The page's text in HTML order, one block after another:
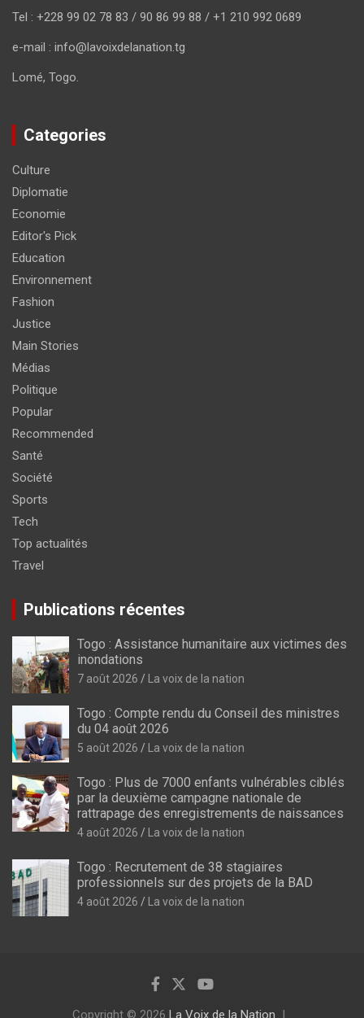
Tel : +228 99 02 78 83 / 90 86 99 88 / +1 210 992 0689
e-mail : info@lavoixdelanation.tg
Lomé, Togo.
Categories
Culture
Diplomatie
Economie
Editor's Pick
Education
Environnement
Fashion
Justice
Main Stories
Médias
Politique
Popular
Recommended
Santé
Société
Sports
Tech
Top actualités
Travel
Publications récentes
Togo : Assistance humanitaire aux victimes des
inondations
7 août 2026 La voix de la nation
Togo : Compte rendu du Conseil des ministres
du 04 août 2026
5 août 2026 La voix de la nation
Togo : Plus de 7000 enfants vulnérables ciblés
par la deuxième campagne nationale de
rattrapage des enregistrements de naissances
4 août 2026 La voix de la nation
Togo : Recrutement de 38 stagiaires
professionnels sur des projets de la BAD
4 août 2026 La voix de la nation